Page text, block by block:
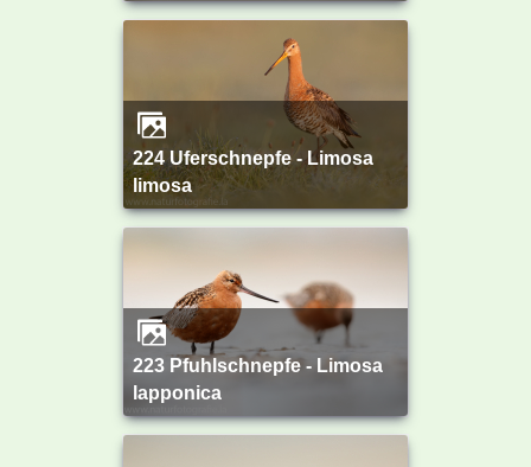
224 Uferschnepfe - Limosa
limosa
223 Pfuhlschnepfe - Limosa
lapponica